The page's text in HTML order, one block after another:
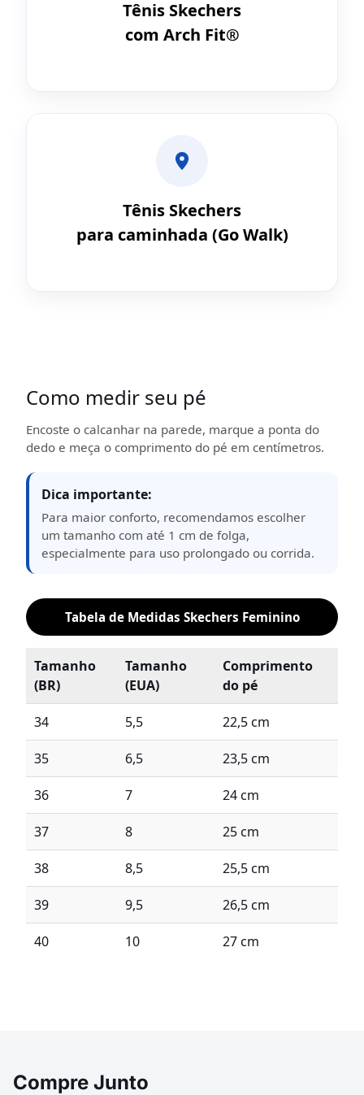
Tênis Skechers
com Arch Fit®
Tênis Skechers
para caminhada (Go Walk)
Como medir seu pé
Encoste o calcanhar na parede, marque a ponta do
dedo e meça o comprimento do pé em centímetros.
Dica importante:
Para maior conforto, recomendamos escolher
um tamanho com até 1 cm de folga,
especialmente para uso prolongado ou corrida.
Tabela de Medidas Skechers Feminino
Tamanho
(BR)
Tamanho
(EUA)
Comprimento
do pé
34 5,5 22,5 cm
35 6,5 23,5 cm
36 7 24 cm
37 8 25 cm
38 8,5 25,5 cm
39 9,5 26,5 cm
40 10 27 cm
Compre Junto